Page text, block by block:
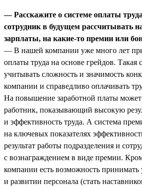
— Расскажите о системе оплаты
сотрудник в будущем рассчитывать
зарплаты, на какие-то премии или
— В нашей компании уже много лет
оплаты труда на основе грейдов. Такая
учитывать сложность и значимость
компании и справедливо оплачивать
На повышение заработной платы
работник, показывающий высокую
и эффективность труда. А система
на ключевых показателях
результат работы подразделения и
с вознаграждением в виде премии.
компании есть возможность принимать
и развитии персонала (стать